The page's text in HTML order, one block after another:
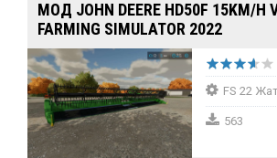
MOД JOHN DEERE HD50F 15KM/
FARMING SIMULATOR 2022
FS 22
563